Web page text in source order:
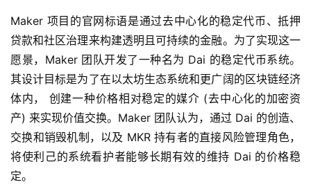
Maker 项目的官网标语是通过去中心化的稳定代币、抵押
贷款和社区治理来构建透明且可持续的金融。为了实现这一
愿景，Maker 团队开发了一种名为 Dai 的稳定代币系统。
其设计目标是为了在以太坊生态系统和更广阔的区块链经济
体内， 创建一种价格相对稳定的媒介 (去中心化的加密资
产) 来实现价值交换。Maker 团队认为，通过 Dai 的创造、
交换和销毁机制，以及 MKR 持有者的直接风险管理角色，
将使利己的系统看护者能够长期有效的维持 Dai 的价格稳
定。